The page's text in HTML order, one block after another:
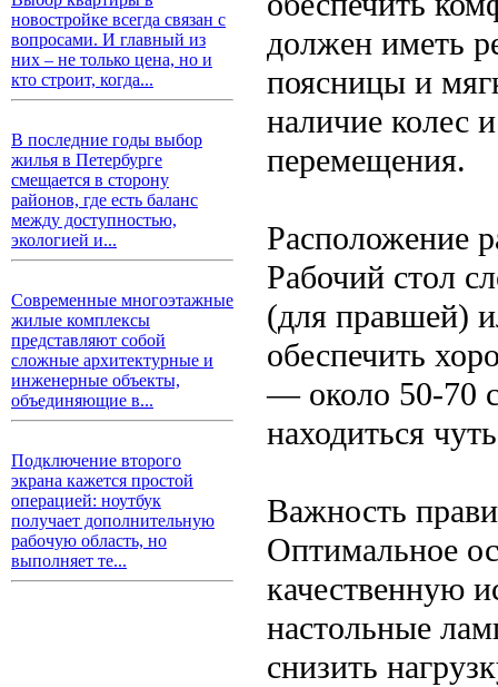
новостройке всегда связан с
вопросами. И главный из
них – не только цена, но и
кто строит, когда...
В последние годы выбор
жилья в Петербурге
смещается в сторону
районов, где есть баланс
между доступностью,
экологией и...
Современные многоэтажные
жилые комплексы
представляют собой
сложные архитектурные и
инженерные объекты,
объединяющие в...
Подключение второго
экрана кажется простой
операцией: ноутбук
получает дополнительную
рабочую область, но
выполняет те...
должен иметь
поясницы и
наличие колес
перемещения.
Расположение
Рабочий стол
(для правшей)
обеспечить
— около 50-70
находиться
Важность
Оптимальное
качественную
настольные
снизить